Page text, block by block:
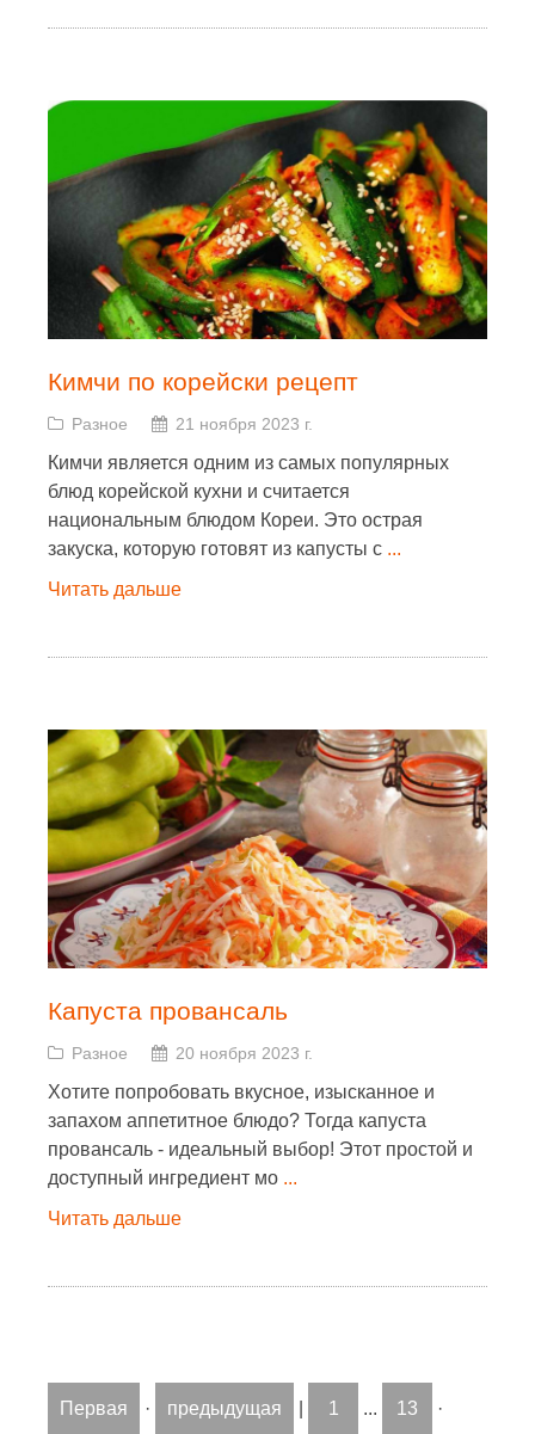
Кимчи по корейски рецепт
Разное 21 ноября 2023 г.
Кимчи является одним из самых популярных
блюд корейской кухни и считается
национальным блюдом Кореи. Это острая
закуска, которую готовят из капусты с ...
Читать дальше
Капуста провансаль
Разное 20 ноября 2023 г.
Хотите попробовать вкусное, изысканное и
запахом аппетитное блюдо? Тогда капуста
провансаль - идеальный выбор! Этот простой и
доступный ингредиент мо ...
Читать дальше
Первая · предыдущая 1 ... 13 ·